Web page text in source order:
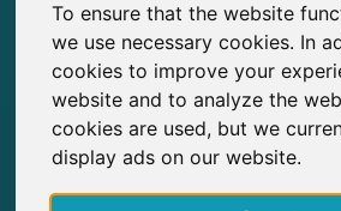
To ensure that the website
we use necessary cookies. In
cookies to improve your
website and to analyze the
cookies are used, but we
display ads on our website.
0
Número total de estudios
SurveyCircle
0
Estudios actuales en
FAQ
Regístrate
Iniciar sesión